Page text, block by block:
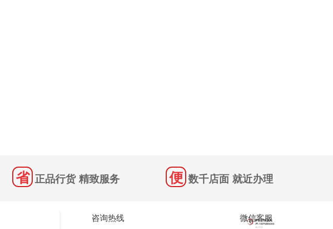
正品行货 精致服务 数千店面 就近办理
微信客服
咨询热线